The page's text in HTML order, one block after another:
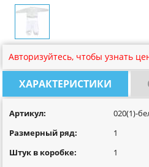
Авторизуйтесь, чтобы узнать
ХАРАКТЕРИСТИКИ
Артикул:
Размерный ряд:
Штук в коробке:
020(1)-
1
1